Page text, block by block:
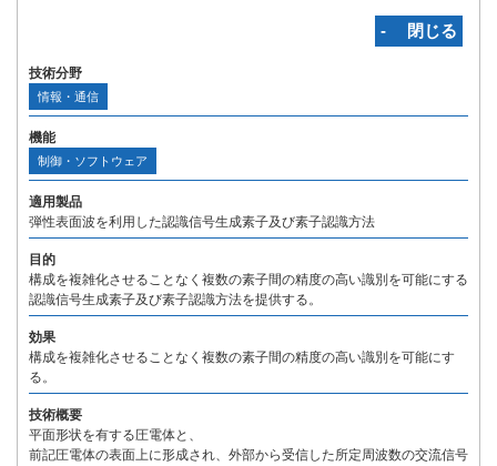
‐ 閉じる
技術分野
情報・通信
機能
制御・ソフトウェア
適用製品
弾性表面波を利用した認識信号生成素子及び素子認識方法
目的
構成を複雑化させることなく複数の素子間の精度の高い識別を可能にする
認識信号生成素子及び素子認識方法を提供する。
効果
構成を複雑化させることなく複数の素子間の精度の高い識別を可能にす
る。
技術概要
平面形状を有する圧電体と、
前記圧電体の表面上に形成され、外部から受信した所定周波数の交流信号